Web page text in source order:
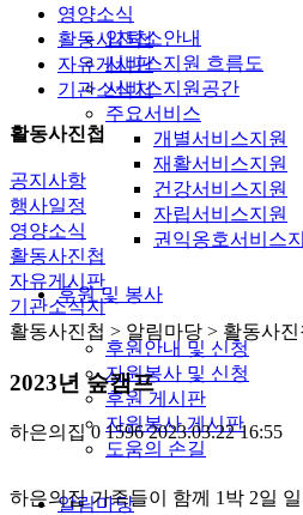
입퇴소안내
서비스지원 흐름도
서비스지원공간
주요서비스
개별서비스지원
재활서비스지원
건강서비스지원
자립서비스지원
권익옹호서비스
후원 및 봉사
후원안내 및 신청
자원봉사 및 신청
후원 게시판
자원봉사 게시판
도움의 손길
알림마당
영양소식
활동사진첩
자유게시판
기관소식지
활동사진첩
공지사항
행사일정
영양소식
활동사진첩
자유게시판
기관소식지
활동사진첩 > 알림마당 > 활동사진
2023년 숲캠프
하은의집 0 15962023.03.22 16:55
하은의집 가족들이 함께 1박 2일